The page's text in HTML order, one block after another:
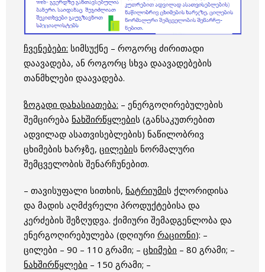
ჩვენებები: სიმსუქნე – როგორც ძირითადი
დაავადება, ან როგორც სხვა დაავადებების
თანმხლები დაავადება.
ზოგადი დახასიათება: – ენერგოღირებულების
შემცირება ნახშირწყლების (განსაკუთრებით
ადვილად ასათვისებლების) ნაწილობრივ
ცხიმების ხარჯზე, ცილების ნორმალური
შემცველობის შენარჩუნებით.
– თავისუფალი სითხის, ნატრიუმის ქლორიდისა
და მადის აღმძვრელი პროდუქტებისა და
კერძების შეზღუდვა. ქიმიური შემადგენლობა და
ენერგოღირებულება (დღიური რაციონი): –
ცილები – 90 – 110 გრამი; – ცხიმები – 80 გრამი; –
ნახშირწყლები – 150 გრამი; –